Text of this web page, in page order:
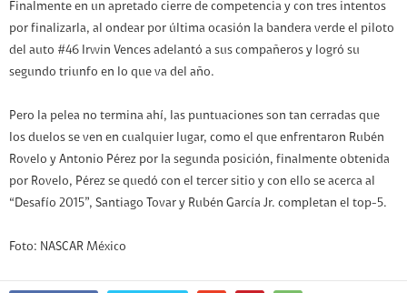
Finalmente en un apretado cierre de competencia y con tres intentos
por finalizarla, al ondear por última ocasión la bandera verde el piloto
del auto #46 Irwin Vences adelantó a sus compañeros y logró su
segundo triunfo en lo que va del año.
Pero la pelea no termina ahí, las puntuaciones son tan cerradas que
los duelos se ven en cualquier lugar, como el que enfrentaron Rubén
Rovelo y Antonio Pérez por la segunda posición, finalmente obtenida
por Rovelo, Pérez se quedó con el tercer sitio y con ello se acerca al
“Desafío 2015”, Santiago Tovar y Rubén García Jr. completan el top-5.
Foto: NASCAR México